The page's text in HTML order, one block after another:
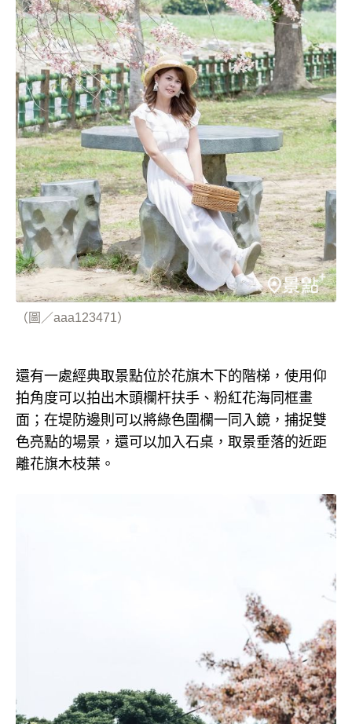
（圖／aaa123471）
還有一處經典取景點位於花旗木下的階梯，使用仰
拍角度可以拍出木頭欄杆扶手、粉紅花海同框畫
面；在堤防邊則可以將綠色圍欄一同入鏡，捕捉雙
色亮點的場景，還可以加入石桌，取景垂落的近距
離花旗木枝葉。